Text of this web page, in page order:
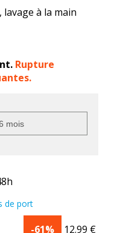
à la main
Rupture
de port
-61% 12.99 €